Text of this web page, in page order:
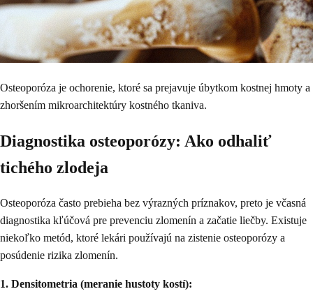
Osteoporóza je ochorenie, ktoré sa prejavuje úbytkom kostnej hmoty a
zhoršením mikroarchitektúry kostného tkaniva.
Diagnostika osteoporózy: Ako odhaliť
tichého zlodeja
Osteoporóza často prebieha bez výrazných príznakov, preto je včasná
diagnostika kľúčová pre prevenciu zlomenín a začatie liečby. Existuje
niekoľko metód, ktoré lekári používajú na zistenie osteoporózy a
posúdenie rizika zlomenín.
1. Densitometria (meranie hustoty kostí):